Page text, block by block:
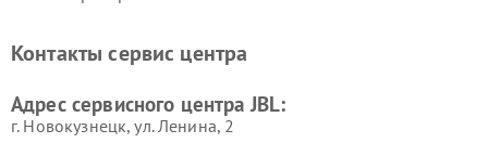
Контакты сервис центра
Адрес сервисного центра JBL:
г. Новокузнецк, ул. Ленина, 2